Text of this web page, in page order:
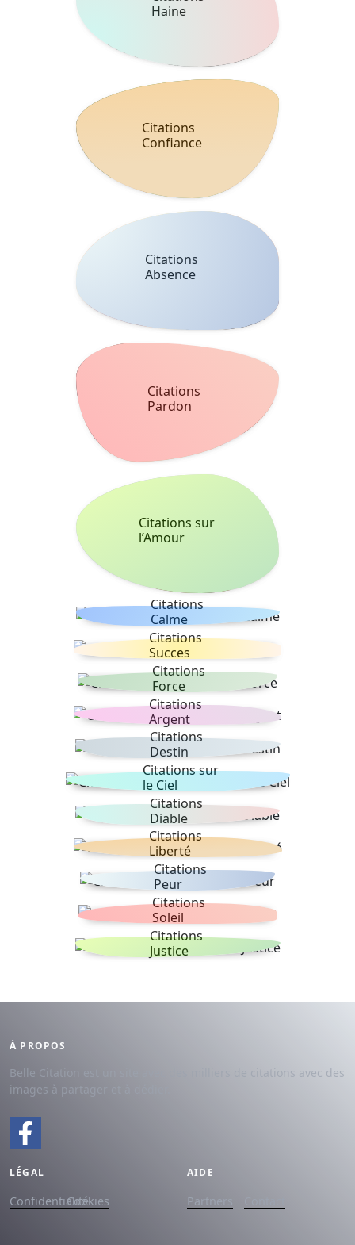
Haine
Citations
Confiance
Citations
Absence
Citations
Pardon
Citations sur
l’Amour
Citations
Calme
Citations
Succes
Citations
Force
Citations
Argent
Citations
Destin
Citations sur
le Ciel
Citations
Diable
Citations
Liberté
Citations
Peur
Citations
Soleil
Citations
Justice
À PROPOS
Belle Citation est un site avec des milliers de citations avec des
images à partager et à dédier.
LÉGAL
ConfidentialitéCookies
AIDE
Partners